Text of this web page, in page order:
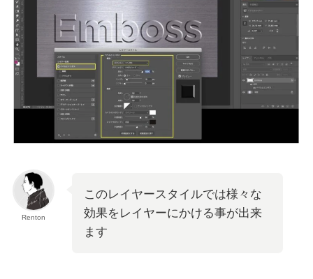
Renton
このレイヤースタイルでは様々な
効果をレイヤーにかける事が出来
ます